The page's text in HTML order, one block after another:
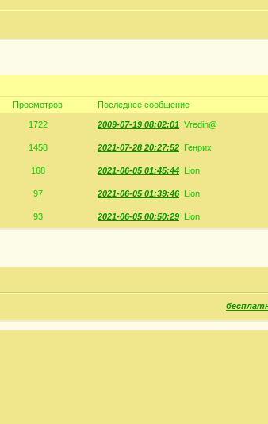
Просмотров Последнее сообщение
1722 2009-07-19 08:02:01 Vredin@
1458 2021-07-28 20:27:52 Генрих
168 2021-06-05 01:45:44 Lion
97 2021-06-05 01:39:46 Lion
93 2021-06-05 00:50:29 Lion